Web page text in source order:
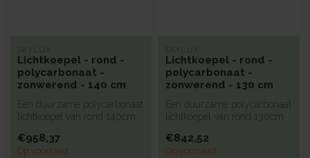
SKYLUX
Lichtkoepel - rond -
polycarbonaat -
zonwerend - 140 cm
Een duurzame polycarbonaat
lichtkoepel van rond 140cm
b...
€958,37
Op voorraad
SKYLUX
Lichtkoepel - rond -
polycarbonaat -
zonwerend - 130 cm
Een duurzame polycarbonaat
lichtkoepel van rond 130cm
b...
€842,52
Op voorraad